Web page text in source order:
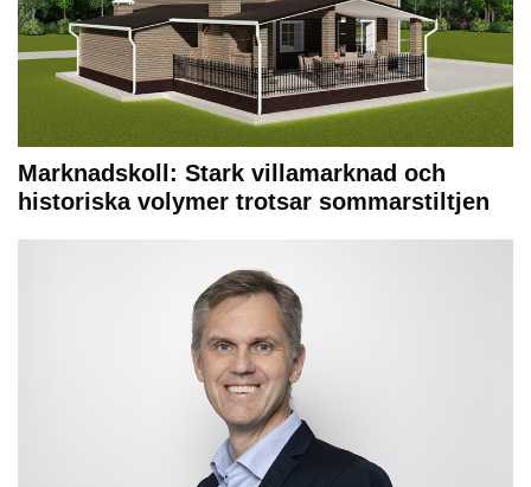
Marknadskoll: Stark villamarknad och
historiska volymer trotsar sommarstiltjen